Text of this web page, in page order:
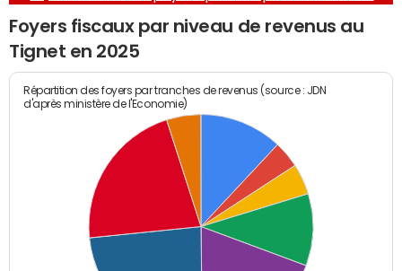
Foyers fiscaux par niveau de revenus au
Tignet en 2025
Répartition des foyers par tranches de revenus (source : JDN
d'après ministère de l'Economie)